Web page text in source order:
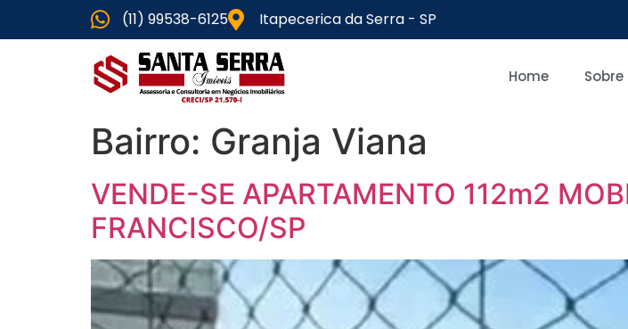
(11) 99538-6125 Itapecerica da Serra - SP
Home Sobre
Bairro: Granja Viana
VENDE-SE APARTAMENTO 112m2
FRANCISCO/SP